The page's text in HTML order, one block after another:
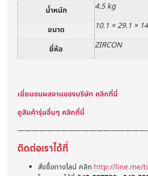
น้ำหนัก 4.5 kg
ขนาด 10.1 × 29.1 ×
ยี่ห้อ ZIRCON
เยี่ยมชมผลงานของบริษัท คลิกที่นี่
ดูสินค้ารุ่นอื่นๆ คลิกที่นี่
ติดต่อเราได้ที่
สั่งซื้อทางไลน์ คลิก http://line.me/